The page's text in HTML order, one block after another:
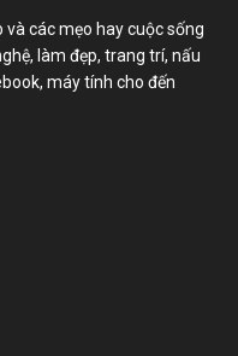
các mẹo hay cuộc sống
làm đẹp, trang trí, nấu
máy tính cho đến